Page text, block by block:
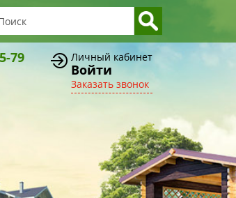
79 Личный кабинет
Войти
Заказать звонок